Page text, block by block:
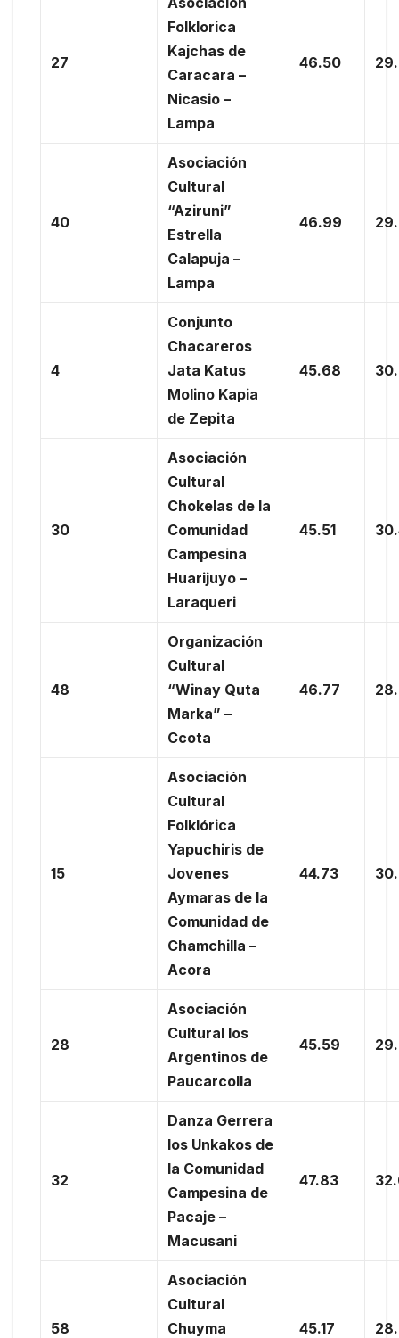
27
Folklorica
Kajchas de
Caracara –
Nicasio –
Lampa
46.50
40
Asociación
Cultural
“Aziruni”
Estrella
Calapuja –
Lampa
46.99
4
Conjunto
Chacareros
Jata Katus
Molino Kapia
de Zepita
45.68
30
Asociación
Cultural
Chokelas de la
Comunidad
Campesina
Huarijuyo –
Laraqueri
45.51
48
Organización
Cultural
“Winay Quta
Marka” –
Ccota
46.77
15
Asociación
Cultural
Folklórica
Yapuchiris de
Jovenes
Aymaras de la
Comunidad de
Chamchilla –
Acora
44.73
28
Asociación
Cultural los
Argentinos de
Paucarcolla
45.59
32
Danza Gerrera
los Unkakos de
la Comunidad
Campesina de
Pacaje –
Macusani
47.83
58
Asociación
Cultural
Chuyma
45.17